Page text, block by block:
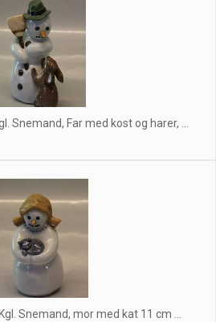
Snemand, Far med kost og harer, ...
Snemand, mor med kat 11 cm ...